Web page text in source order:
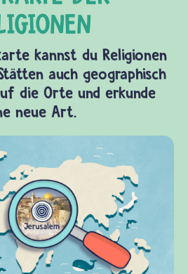
kannst du Religionen
auch geographisch
die Orte und erkunde
neue Art.